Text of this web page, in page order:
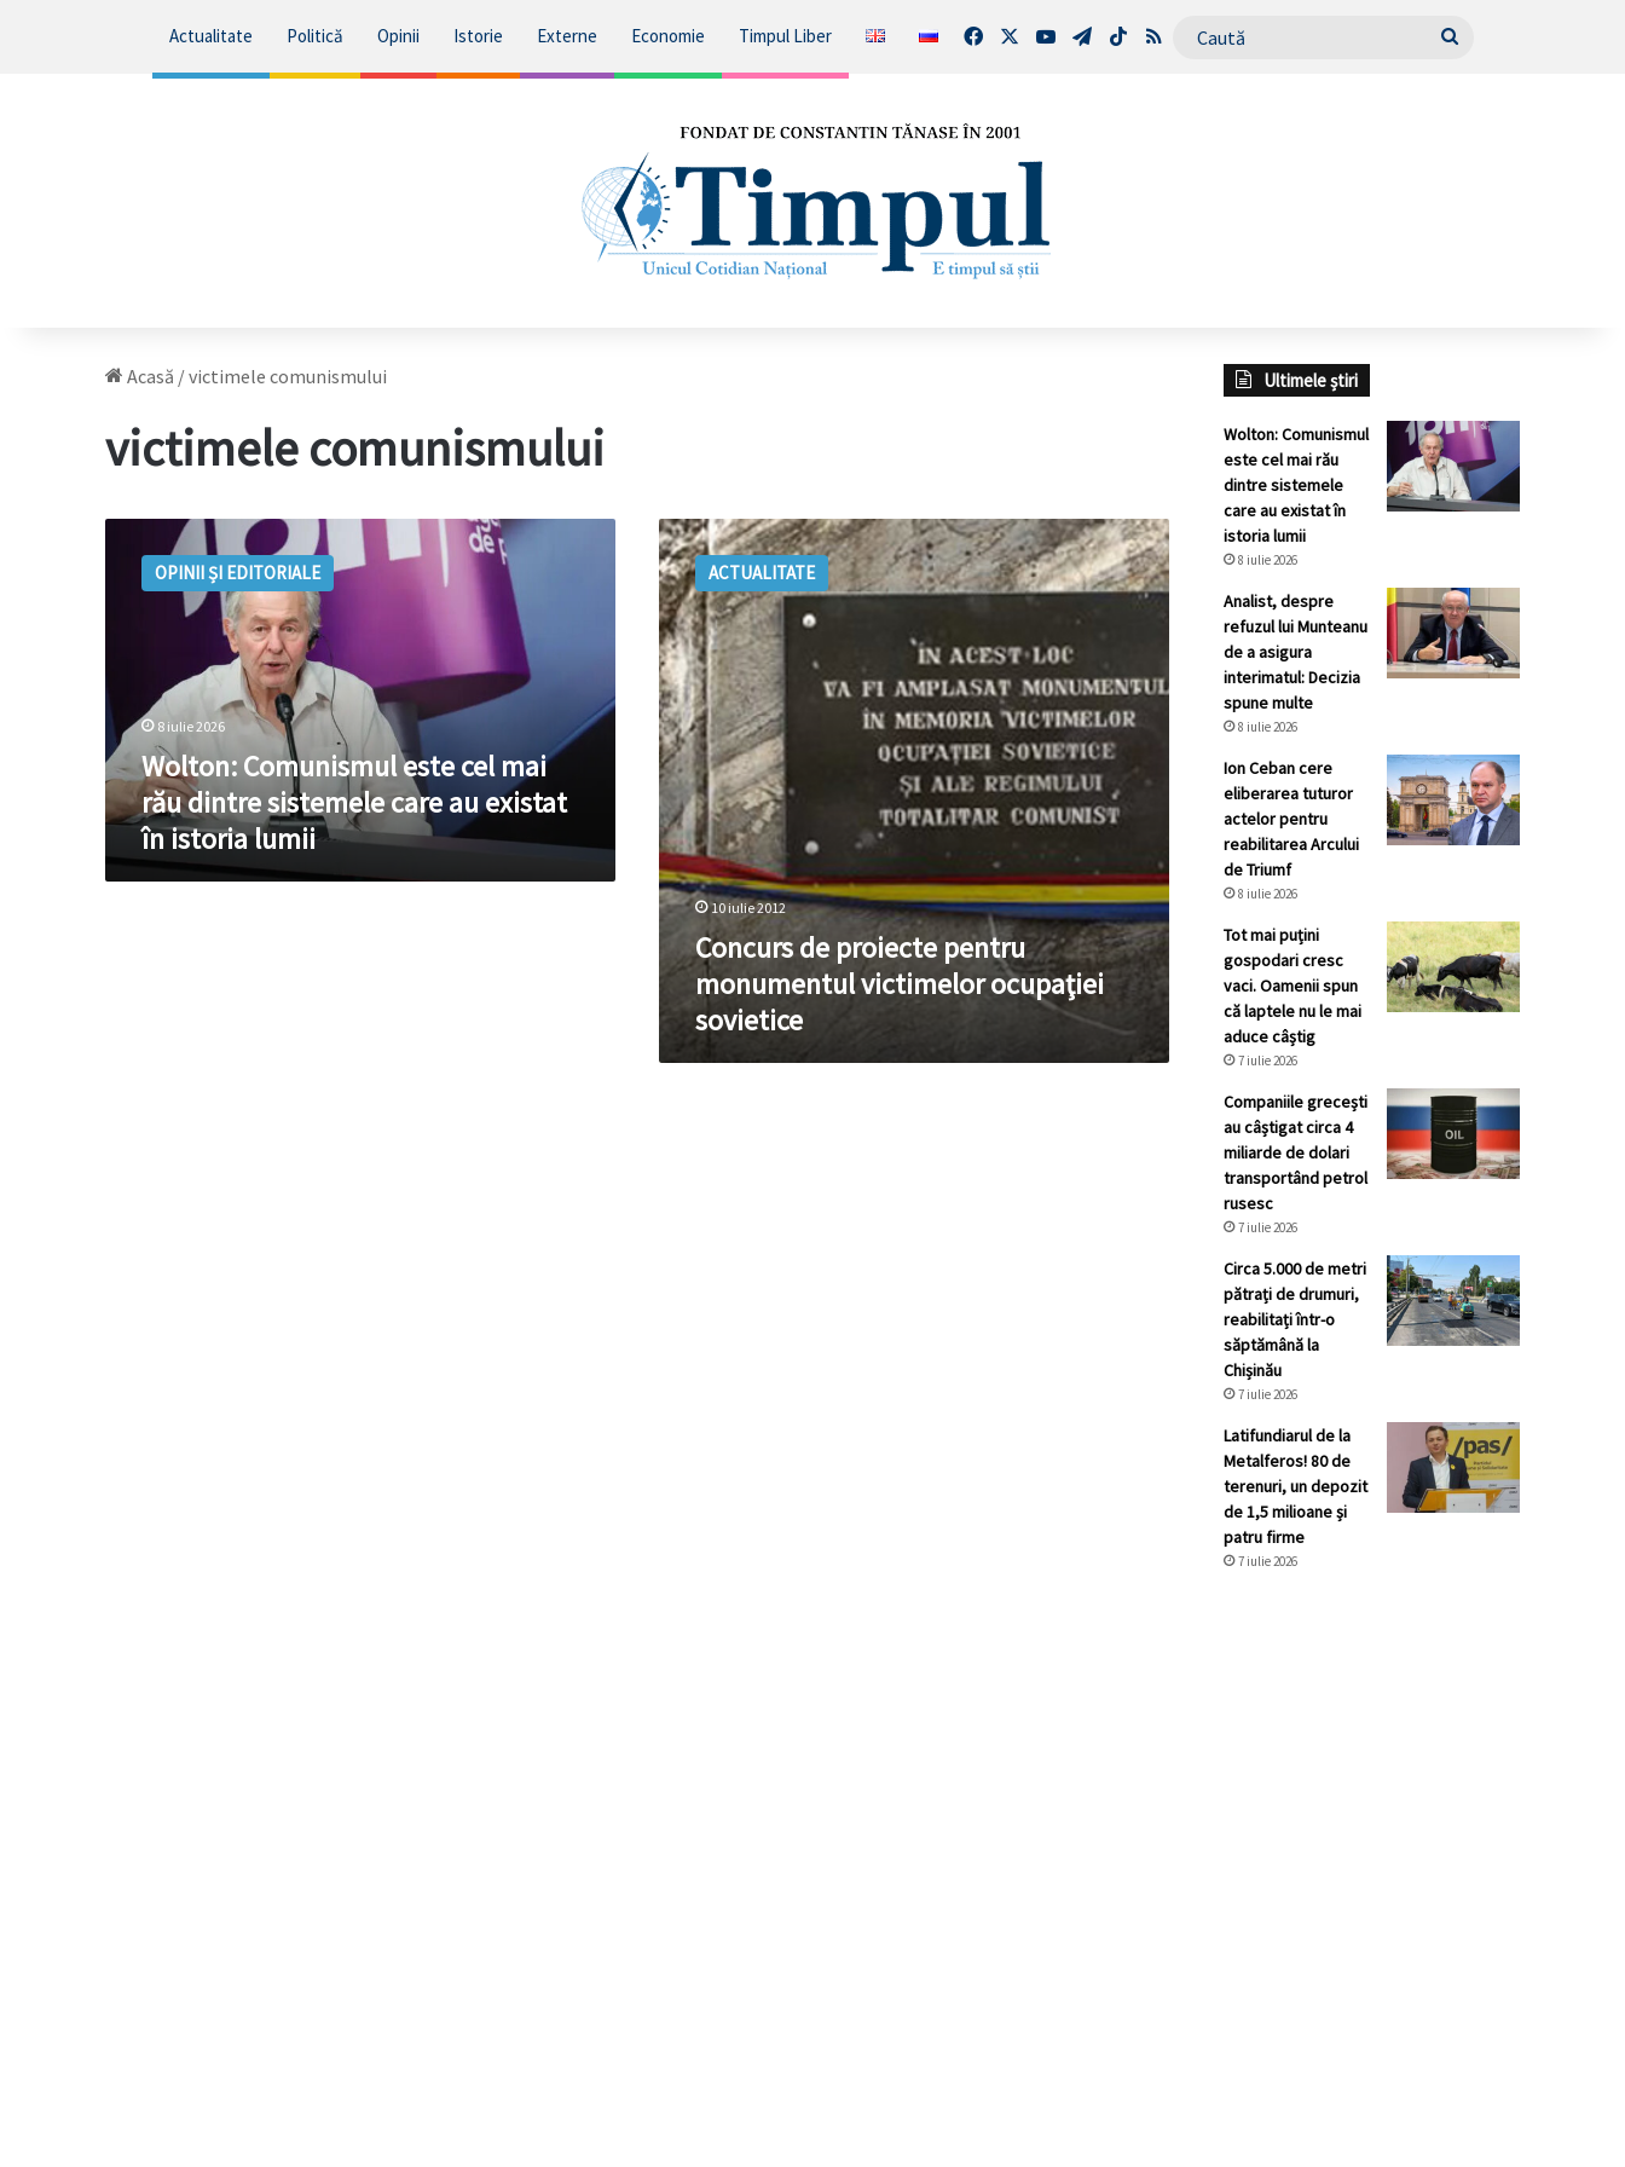
Actualitate Politică Opinii Istorie Externe Economie Timpul Liber FacebookYouTubeTelegram
TikTokRSS Caută
Acasă /victimele comunismului
victimele comunismului
Comunismul
sistemele
care
au
existat
în
istoria
lumii
OPINII ȘI EDITORIALE
8 iulie 2026
Wolton: Comunismul este cel mai
rău dintre sistemele care au existat
în istoria lumii
Concurs
de
proiecte
pentru
monumentul
victimelor
ocupaţiei
sovietice
ACTUALITATE
10 iulie 2012
Concurs de proiecte pentru
monumentul victimelor ocupaţiei
sovietice
Ultimele știri
Wolton: Comunismul
este cel mai rău
dintre sistemele
care au existat în
istoria lumii
8 iulie 2026
Analist, despre
refuzul lui Munteanu
de a asigura
interimatul: Decizia
spune multe
8 iulie 2026
Ion Ceban cere
eliberarea tuturor
actelor pentru
reabilitarea Arcului
de Triumf
8 iulie 2026
Tot mai puțini
gospodari cresc
vaci. Oamenii spun
că laptele nu le mai
aduce câștig
7 iulie 2026
Companiile grecești
au câștigat circa 4
miliarde de dolari
transportând petrol
rusesc
7 iulie 2026
Circa 5.000 de metri
pătrați de drumuri,
reabilitați într-o
săptămână la
Chișinău
7 iulie 2026
Latifundiarul de la
Metalferos! 80 de
terenuri, un depozit
de 1,5 milioane și
patru firme
7 iulie 2026